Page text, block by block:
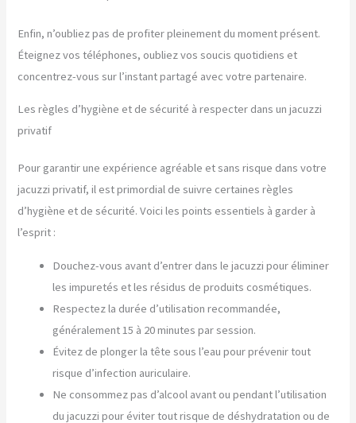
Enfin, n’oubliez pas de profiter pleinement du moment présent.
Éteignez vos téléphones, oubliez vos soucis quotidiens et
concentrez-vous sur l’instant partagé avec votre partenaire.
Les règles d’hygiène et de sécurité à respecter dans un jacuzzi
privatif
Pour garantir une expérience agréable et sans risque dans votre
jacuzzi privatif, il est primordial de suivre certaines règles
d’hygiène et de sécurité. Voici les points essentiels à garder à
l’esprit :
Douchez-vous avant d’entrer dans le jacuzzi pour éliminer
les impuretés et les résidus de produits cosmétiques.
Respectez la durée d’utilisation recommandée,
généralement 15 à 20 minutes par session.
Évitez de plonger la tête sous l’eau pour prévenir tout
risque d’infection auriculaire.
Ne consommez pas d’alcool avant ou pendant l’utilisation
du jacuzzi pour éviter tout risque de déshydratation ou de